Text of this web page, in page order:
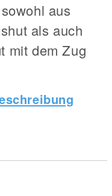
aus
als auch
mit dem Zug